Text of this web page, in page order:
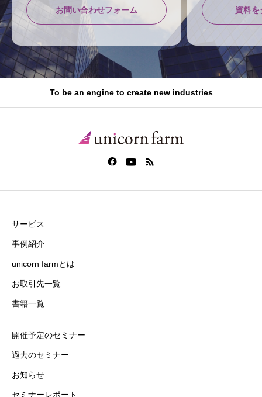
お問い合わせフォーム 資料を
To be an engine to create new industries
サービス
事例紹介
unicorn farmとは
お取引先一覧
書籍一覧
開催予定のセミナー
過去のセミナー
お知らせ
セミナーレポート